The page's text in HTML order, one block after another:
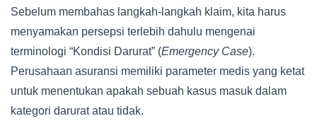
Sebelum membahas langkah-langkah klaim, kita harus
menyamakan persepsi terlebih dahulu mengenai
terminologi “Kondisi Darurat” (Emergency Case).
Perusahaan asuransi memiliki parameter medis yang ketat
untuk menentukan apakah sebuah kasus masuk dalam
kategori darurat atau tidak.